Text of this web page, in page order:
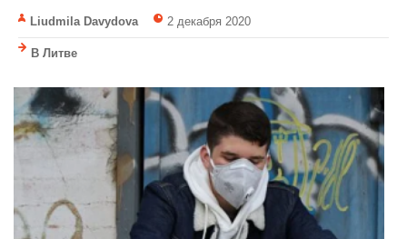
Liudmila Davydova 2 декабря 2020
В Литве